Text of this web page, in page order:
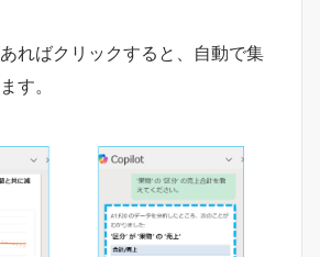
ればクリックすると、自動で集
す。